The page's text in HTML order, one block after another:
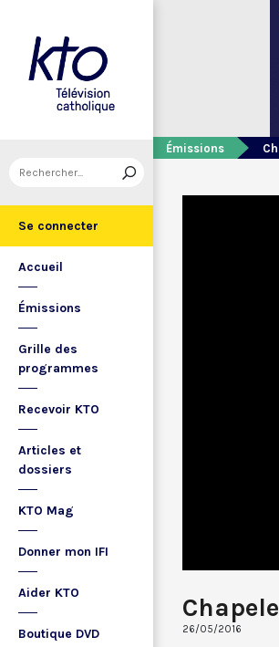
Se connecter
Accueil
Émissions
Grille des
programmes
Recevoir KTO
Articles et
dossiers
KTO Mag
Donner mon IFI
Aider KTO
Boutique DVD
Émissions
26/05/2016